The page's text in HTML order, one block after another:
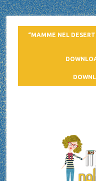
“MAMME NEL